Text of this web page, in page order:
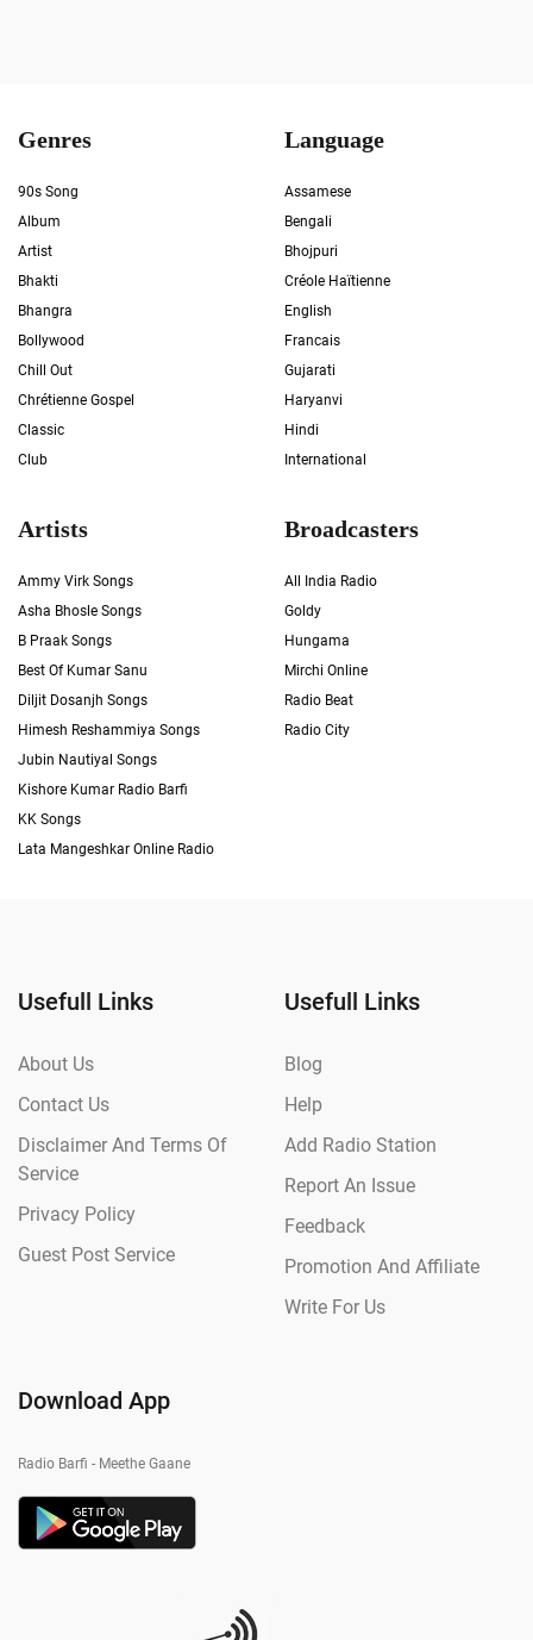
Genres
90s Song
Album
Artist
Bhakti
Bhangra
Bollywood
Chill Out
Chrétienne Gospel
Classic
Club
Language
Assamese
Bengali
Bhojpuri
Créole Haïtienne
English
Francais
Gujarati
Haryanvi
Hindi
International
Artists
Ammy Virk Songs
Asha Bhosle Songs
B Praak Songs
Best Of Kumar Sanu
Diljit Dosanjh Songs
Himesh Reshammiya Songs
Jubin Nautiyal Songs
Kishore Kumar Radio Barfi
KK Songs
Lata Mangeshkar Online Radio
Broadcasters
All India Radio
Goldy
Hungama
Mirchi Online
Radio Beat
Radio City
Usefull Links
About Us
Contact Us
Disclaimer And Terms Of
Service
Privacy Policy
Guest Post Service
Usefull Links
Blog
Help
Add Radio Station
Report An Issue
Feedback
Promotion And Affiliate
Write For Us
Download App
Radio Barfi - Meethe Gaane